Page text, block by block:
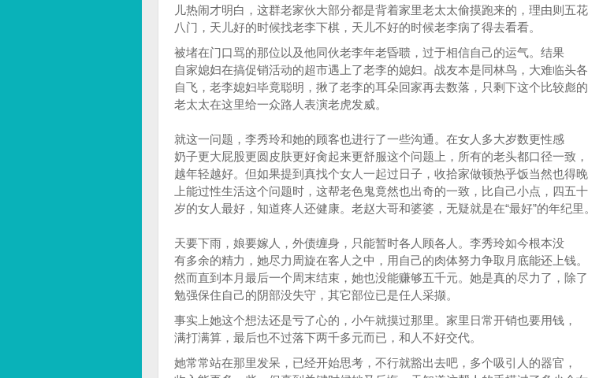
儿热闹才明白，这群老家伙大部分都是背着家里老太太偷摸跑来的，理由则五花
八门，天儿好的时候找老李下棋，天儿不好的时候老李病了得去看看。
被堵在门口骂的那位以及他同伙老李年老昏聩，过于相信自己的运气。结果
自家媳妇在搞促销活动的超市遇上了老李的媳妇。战友本是同林鸟，大难临头各
自飞，老李媳妇毕竟聪明，揪了老李的耳朵回家再去数落，只剩下这个比较彪的
老太太在这里给一众路人表演老虎发威。
就这一问题，李秀玲和她的顾客也进行了一些沟通。在女人多大岁数更性感
奶子更大屁股更圆皮肤更好肏起来更舒服这个问题上，所有的老头都口径一致，
越年轻越好。但如果提到真找个女人一起过日子，收拾家做顿热乎饭当然也得晚
上能过性生活这个问题时，这帮老色鬼竟然也出奇的一致，比自己小点，四五十
岁的女人最好，知道疼人还健康。老赵大哥和婆婆，无疑就是在“最好”的年纪里。
天要下雨，娘要嫁人，外债缠身，只能暂时各人顾各人。李秀玲如今根本没
有多余的精力，她尽力周旋在客人之中，用自己的肉体努力争取月底能还上钱。
然而直到本月最后一个周末结束，她也没能赚够五千元。她是真的尽力了，除了
勉强保住自己的阴部没失守，其它部位已是任人采撷。
事实上她这个想法还是亏了心的，小午就摸过那里。家里日常开销也要用钱，
满打满算，最后也不过落下两千多元而已，和人不好交代。
她常常站在那里发呆，已经开始思考，不行就豁出去吧，多个吸引人的器官，